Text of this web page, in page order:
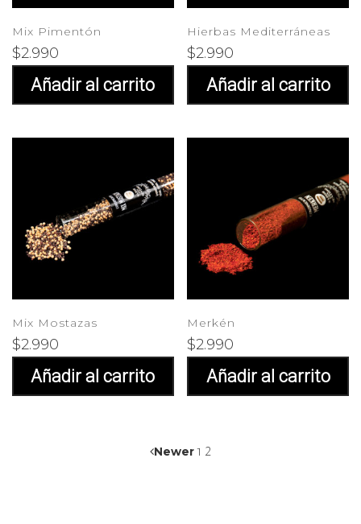
Mix Pimentón
$2.990
Añadir al carrito
Hierbas Mediterráneas
$2.990
Añadir al carrito
Mix Mostazas
$2.990
Añadir al carrito
Merkén
$2.990
Añadir al carrito
Newer 1 2